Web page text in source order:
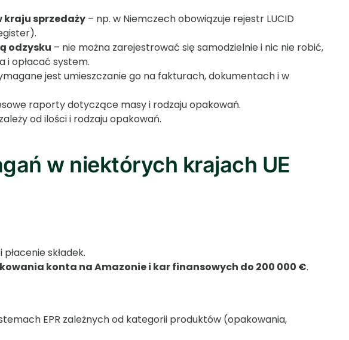
kraju sprzedaży – np. w Niemczech obowiązuje rejestr LUCID
odzysku – nie można zarejestrować się samodzielnie i nic nie robić,
opłacać system.
jest umieszczanie go na fakturach, dokumentach i w
raporty dotyczące masy i rodzaju opakowań.
od ilości i rodzaju opakowań.
w niektórych krajach UE
składek.
konta na Amazonie i kar finansowych do 200 000 €.
EPR zależnych od kategorii produktów (opakowania,